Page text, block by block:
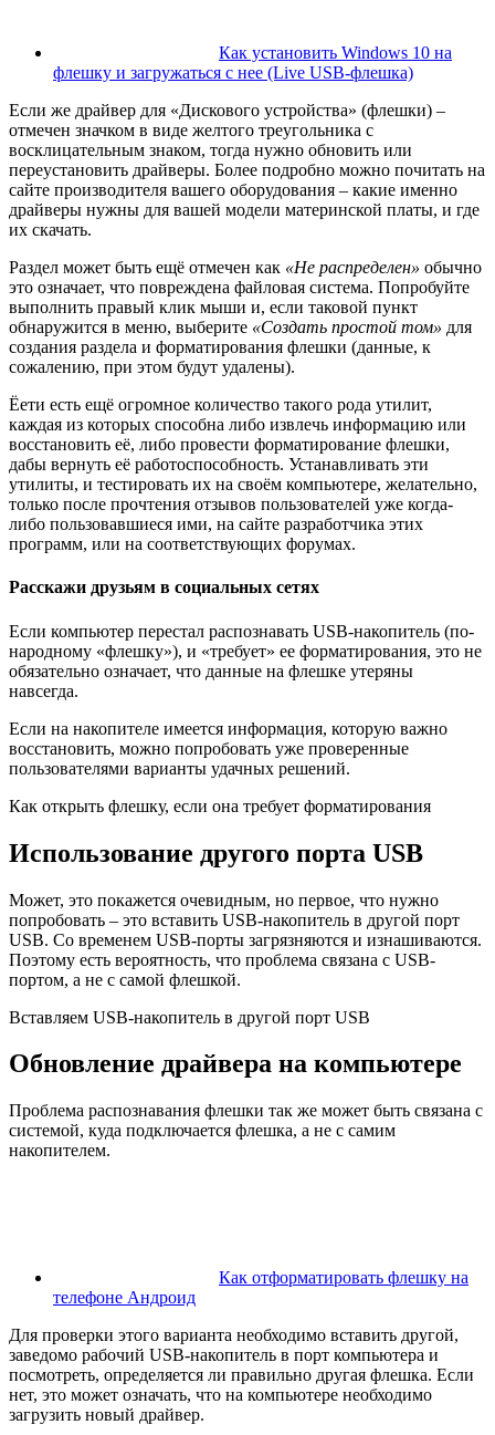
Как установить Windows 10 на
флешку и загружаться с нее (Live USB-флешка)
Если же драйвер для «Дискового устройства» (флешки) –
отмечен значком в виде желтого треугольника с
восклицательным знаком, тогда нужно обновить или
переустановить драйверы. Более подробно можно почитать на
сайте производителя вашего оборудования – какие именно
драйверы нужны для вашей модели материнской платы, и где
их скачать.
Раздел может быть ещё отмечен как «Не распределен» обычно
это означает, что повреждена файловая система. Попробуйте
выполнить правый клик мыши и, если таковой пункт
обнаружится в меню, выберите «Создать простой том» для
создания раздела и форматирования флешки (данные, к
сожалению, при этом будут удалены).
Ёети есть ещё огромное количество такого рода утилит,
каждая из которых способна либо извлечь информацию или
восстановить её, либо провести форматирование флешки,
дабы вернуть её работоспособность. Устанавливать эти
утилиты, и тестировать их на своём компьютере, желательно,
только после прочтения отзывов пользователей уже когда-
либо пользовавшиеся ими, на сайте разработчика этих
программ, или на соответствующих форумах.
Расскажи друзьям в социальных сетях
Если компьютер перестал распознавать USB-накопитель (по-
народному «флешку»), и «требует» ее форматирования, это не
обязательно означает, что данные на флешке утеряны
навсегда.
Если на накопителе имеется информация, которую важно
восстановить, можно попробовать уже проверенные
пользователями варианты удачных решений.
Как открыть флешку, если она требует форматирования
Использование другого порта USB
Может, это покажется очевидным, но первое, что нужно
попробовать – это вставить USB-накопитель в другой порт
USB. Со временем USB-порты загрязняются и изнашиваются.
Поэтому есть вероятность, что проблема связана с USB-
портом, а не с самой флешкой.
Вставляем USB-накопитель в другой порт USB
Обновление драйвера на компьютере
Проблема распознавания флешки так же может быть связана с
системой, куда подключается флешка, а не с самим
накопителем.
Как отформатировать флешку на
телефоне Андроид
Для проверки этого варианта необходимо вставить другой,
заведомо рабочий USB-накопитель в порт компьютера и
посмотреть, определяется ли правильно другая флешка. Если
нет, это может означать, что на компьютере необходимо
загрузить новый драйвер.